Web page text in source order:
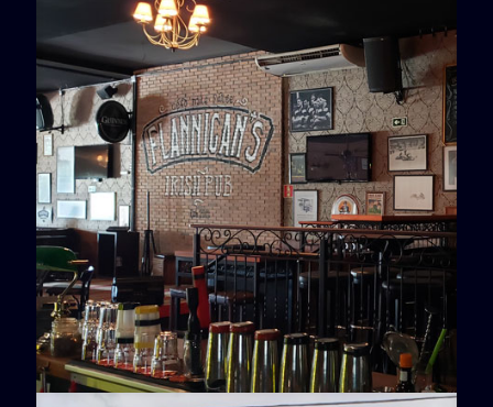
Dhermaplast